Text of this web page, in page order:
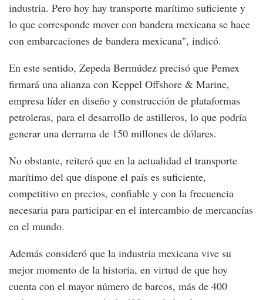
industria. Pero hoy hay transporte marítimo suficiente y
lo que corresponde mover con bandera mexicana se hace
con embarcaciones de bandera mexicana", indicó.
En este sentido, Zepeda Bermúdez precisó que Pemex
firmará una alianza con Keppel Offshore & Marine,
empresa líder en diseño y construcción de plataformas
petroleras, para el desarrollo de astilleros, lo que podría
generar una derrama de 150 millones de dólares.
No obstante, reiteró que en la actualidad el transporte
marítimo del que dispone el país es suficiente,
competitivo en precios, confiable y con la frecuencia
necesaria para participar en el intercambio de mercancías
en el mundo.
Además consideró que la industria mexicana vive su
mejor momento de la historia, en virtud de que hoy
cuenta con el mayor número de barcos, más de 400